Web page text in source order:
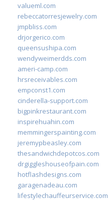
valueml.com
rebeccatorresjewelry.com
jmpbliss.com
drjorgerico.com
queensushipa.com
wendyweimerdds.com
ameri-camp.com
hrsreceivables.com
empconst1.com
cinderella-support.com
bigpinkrestaurant.com
inspirehuahin.com
memmingerspainting.com
jeremypbeasley.com
thesandwichdepotcos.com
drgiggleshouseofpain.com
hotflashdesigns.com
garagenadeau.com
lifestylechauffeurservice.com